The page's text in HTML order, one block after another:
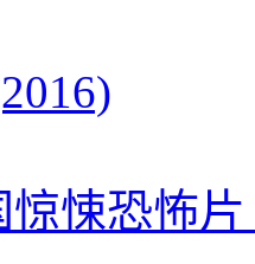
惊悚恐怖